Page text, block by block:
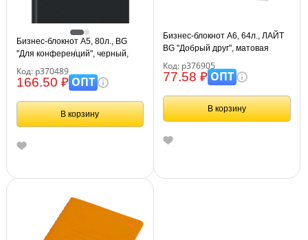
Бизнес-блокнот А5, 80л., BG
"Для конференций", черный,
Код: р370489
166.50 ₽ОПТ
В корзину
Бизнес-блокнот А6, 64л., ЛАЙТ
BG "Добрый друг", матовая
Код: р376905
77.58 ₽ОПТ
В корзину